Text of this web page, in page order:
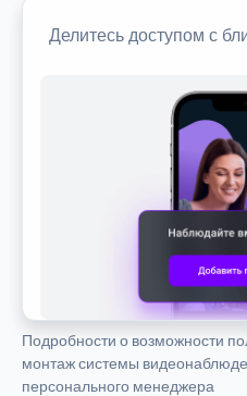
Делитесь доступом с
Подробности о возможности
монтаж системы
персонального менеджера